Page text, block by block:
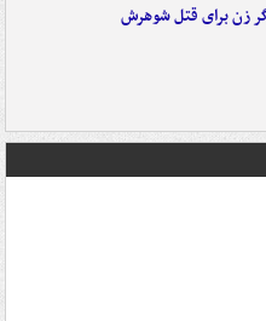
زن برای قتل شوهرش